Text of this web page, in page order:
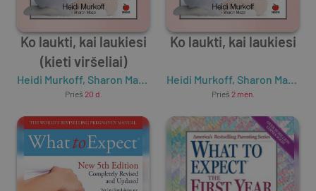
Ko laukti, kai laukiesi
(kieti viršeliai)
Heidi Murkoff, Sharon Mazel
Prieš 20 d.
Ko laukti, kai laukiesi
Heidi Murkoff, Sharon Mazel
Prieš 2 mėn.